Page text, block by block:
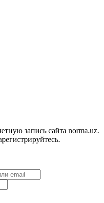
запись сайта norma.uz.